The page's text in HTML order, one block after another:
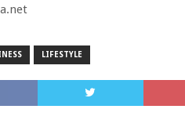
LIFESTYLE